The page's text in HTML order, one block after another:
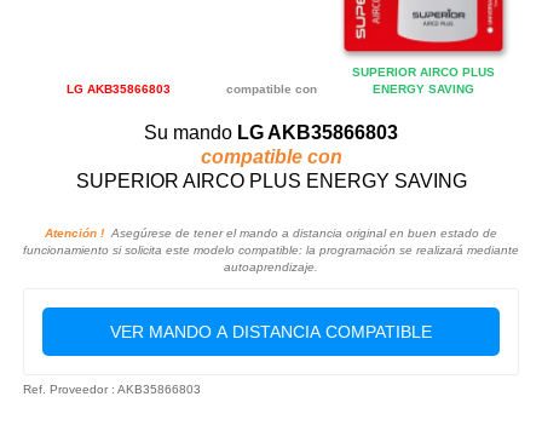
LG AKB35866803 compatible con
SUPERIOR AIRCO PLUS
ENERGY SAVING
Su mando LG AKB35866803
compatible con
SUPERIOR AIRCO PLUS ENERGY SAVING
Atención ! Asegúrese de tener el mando a distancia original en buen estado de
funcionamiento si solicita este modelo compatible: la programación se realizará mediante
autoaprendizaje.
VER MANDO A DISTANCIA COMPATIBLE
Ref. Proveedor : AKB35866803